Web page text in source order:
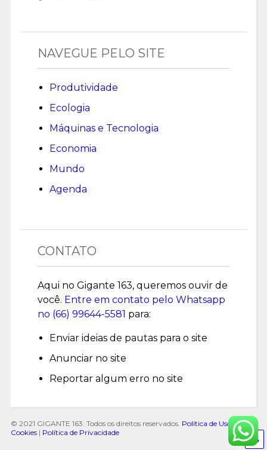
NAVEGUE PELO SITE
Produtividade
Ecologia
Máquinas e Tecnologia
Economia
Mundo
Agenda
CONTATO
Aqui no Gigante 163, queremos ouvir de
você. Entre em contato pelo Whatsapp
no (66) 99644-5581 para:
Enviar ideias de pautas para o site
Anunciar no site
Reportar algum erro no site
© 2021 GIGANTE 163. Todos os direitos reservados. Política de Uso de
Cookies| Política de Privacidade